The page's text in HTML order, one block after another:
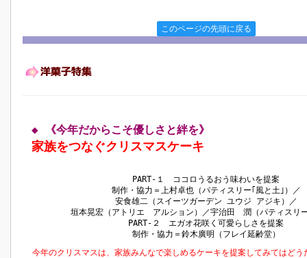
このページの先頭に戻る
◆ 《今年だからこそ優しさと絆を》
家族をつなぐクリスマスケーキ
PART‐１ ココロうるおう味わいを提案
制作・協力＝上村卓也（パティスリー｢風と土｣）／
安食雄二（スイーツガーデン ユウジ アジキ）／
垣本晃宏（アトリエ アルション）／宇治田 潤（パティスリ
PART‐２ エガオ花咲く可愛らしさを提案
制作・協力＝鈴木廣明（フレイ延齢堂）
今年のクリスマスは、家族みんなで楽しめるケーキを提案してみてはどう